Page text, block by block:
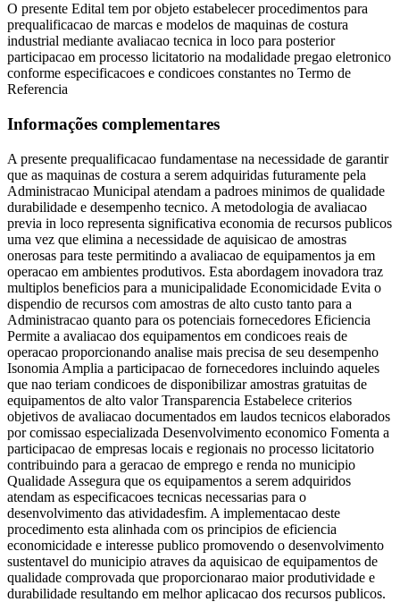
O presente Edital tem por objeto estabelecer procedimentos para
prequalificacao de marcas e modelos de maquinas de costura
industrial mediante avaliacao tecnica in loco para posterior
participacao em processo licitatorio na modalidade pregao eletronico
conforme especificacoes e condicoes constantes no Termo de
Referencia
Informações complementares
A presente prequalificacao fundamentase na necessidade de garantir
que as maquinas de costura a serem adquiridas futuramente pela
Administracao Municipal atendam a padroes minimos de qualidade
durabilidade e desempenho tecnico. A metodologia de avaliacao
previa in loco representa significativa economia de recursos publicos
uma vez que elimina a necessidade de aquisicao de amostras
onerosas para teste permitindo a avaliacao de equipamentos ja em
operacao em ambientes produtivos. Esta abordagem inovadora traz
multiplos beneficios para a municipalidade Economicidade Evita o
dispendio de recursos com amostras de alto custo tanto para a
Administracao quanto para os potenciais fornecedores Eficiencia
Permite a avaliacao dos equipamentos em condicoes reais de
operacao proporcionando analise mais precisa de seu desempenho
Isonomia Amplia a participacao de fornecedores incluindo aqueles
que nao teriam condicoes de disponibilizar amostras gratuitas de
equipamentos de alto valor Transparencia Estabelece criterios
objetivos de avaliacao documentados em laudos tecnicos elaborados
por comissao especializada Desenvolvimento economico Fomenta a
participacao de empresas locais e regionais no processo licitatorio
contribuindo para a geracao de emprego e renda no municipio
Qualidade Assegura que os equipamentos a serem adquiridos
atendam as especificacoes tecnicas necessarias para o
desenvolvimento das atividadesfim. A implementacao deste
procedimento esta alinhada com os principios de eficiencia
economicidade e interesse publico promovendo o desenvolvimento
sustentavel do municipio atraves da aquisicao de equipamentos de
qualidade comprovada que proporcionarao maior produtividade e
durabilidade resultando em melhor aplicacao dos recursos publicos.